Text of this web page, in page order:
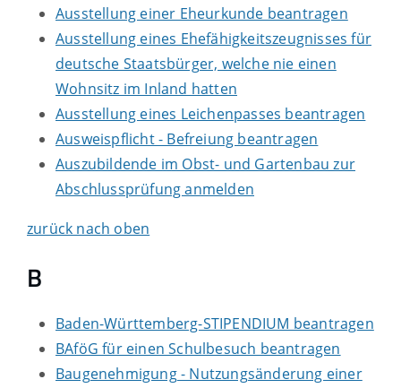
Ausstellung einer Eheurkunde beantragen
Ausstellung eines Ehefähigkeitszeugnisses für
deutsche Staatsbürger, welche nie einen
Wohnsitz im Inland hatten
Ausstellung eines Leichenpasses beantragen
Ausweispflicht - Befreiung beantragen
Auszubildende im Obst- und Gartenbau zur
Abschlussprüfung anmelden
zurück nach oben
B
Baden-Württemberg-STIPENDIUM beantragen
BAföG für einen Schulbesuch beantragen
Baugenehmigung - Nutzungsänderung einer